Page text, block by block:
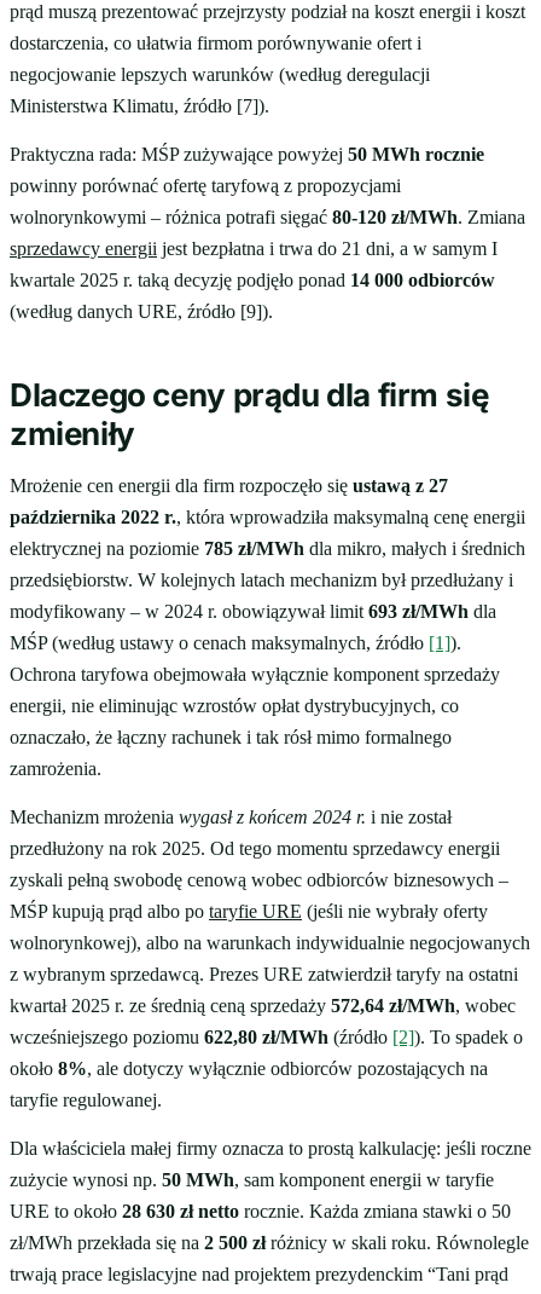
prąd muszą prezentować przejrzysty podział na koszt energii i koszt
dostarczenia, co ułatwia firmom porównywanie ofert i
negocjowanie lepszych warunków (według deregulacji
Ministerstwa Klimatu, źródło [7]).
Praktyczna rada: MŚP zużywające powyżej 50 MWh rocznie
powinny porównać ofertę taryfową z propozycjami
wolnorynkowymi – różnica potrafi sięgać 80-120 zł/MWh. Zmiana
sprzedawcy energii jest bezpłatna i trwa do 21 dni, a w samym I
kwartale 2025 r. taką decyzję podjęło ponad 14 000 odbiorców
(według danych URE, źródło [9]).
Dlaczego ceny prądu dla firm się
zmieniły
Mrożenie cen energii dla firm rozpoczęło się ustawą z 27
października 2022 r., która wprowadziła maksymalną cenę energii
elektrycznej na poziomie 785 zł/MWh dla mikro, małych i średnich
przedsiębiorstw. W kolejnych latach mechanizm był przedłużany i
modyfikowany – w 2024 r. obowiązywał limit 693 zł/MWh dla
MŚP (według ustawy o cenach maksymalnych, źródło [1]).
Ochrona taryfowa obejmowała wyłącznie komponent sprzedaży
energii, nie eliminując wzrostów opłat dystrybucyjnych, co
oznaczało, że łączny rachunek i tak rósł mimo formalnego
zamrożenia.
Mechanizm mrożenia wygasł z końcem 2024 r. i nie został
przedłużony na rok 2025. Od tego momentu sprzedawcy energii
zyskali pełną swobodę cenową wobec odbiorców biznesowych –
MŚP kupują prąd albo po taryfie URE (jeśli nie wybrały oferty
wolnorynkowej), albo na warunkach indywidualnie negocjowanych
z wybranym sprzedawcą. Prezes URE zatwierdził taryfy na ostatni
kwartał 2025 r. ze średnią ceną sprzedaży 572,64 zł/MWh, wobec
wcześniejszego poziomu 622,80 zł/MWh (źródło [2]). To spadek o
około 8%, ale dotyczy wyłącznie odbiorców pozostających na
taryfie regulowanej.
Dla właściciela małej firmy oznacza to prostą kalkulację: jeśli roczne
zużycie wynosi np. 50 MWh, sam komponent energii w taryfie
URE to około 28 630 zł netto rocznie. Każda zmiana stawki o 50
zł/MWh przekłada się na 2 500 złróżnicy w skali roku. Równolegle
trwają prace legislacyjne nad projektem prezydenckim “Tani prąd